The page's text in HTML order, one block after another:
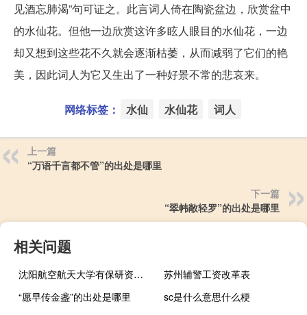
见酒忘肺渴”句可证之。此言词人倚在陶瓷盆边，欣赏盆中
的水仙花。但他一边欣赏这许多眩人眼目的水仙花，一边
却又想到这些花不久就会逐渐枯萎，从而减弱了它们的艳
美，因此词人为它又生出了一种好景不常的悲哀来。
网络标签： 水仙 水仙花 词人
上一篇
“万语千言都不管”的出处是哪里
下一篇
“翠帏敞轻罗”的出处是哪里
相关问题
沈阳航空航天大学有保研资格吗
苏州辅警工资改革表
“愿早传金盏”的出处是哪里
sc是什么意思什么梗